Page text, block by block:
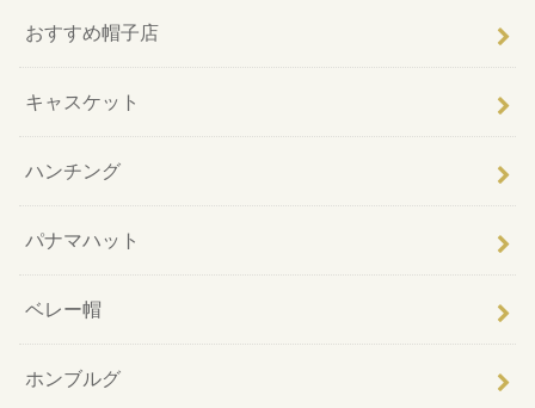
おすすめ帽子店
キャスケット
ハンチング
パナマハット
ベレー帽
ホンブルグ